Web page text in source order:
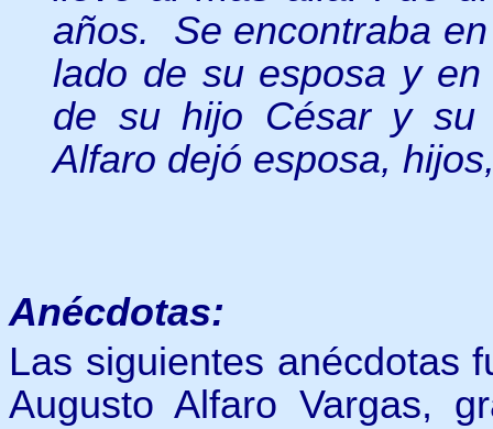
años. Se encontraba
lado de su esposa y
de su hijo César y su
Alfaro dejó esposa,
Anécdotas:
Las siguientes anécdotas
Augusto Alfaro Vargas,